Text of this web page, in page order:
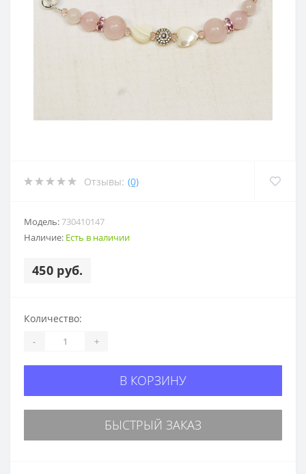
Отзывы: (0)
Модель:730410147
Наличие: Есть в наличии
450 руб.
Количество:
- +
В КОРЗИНУ
БЫСТРЫЙ ЗАКАЗ